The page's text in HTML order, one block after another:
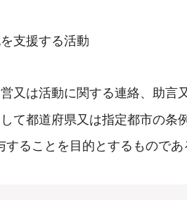
支援する活動
又は活動に関する連絡、助言
て都道府県又は指定都市の条
ることを目的とするものであ